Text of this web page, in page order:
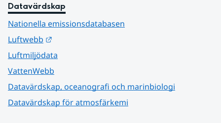
Datavärdskap
Nationella emissionsdatabasen
Luftwebb
Luftmiljödata
VattenWebb
Datavärdskap, oceanografi och marinbiologi
Datavärdskap för atmosfärkemi